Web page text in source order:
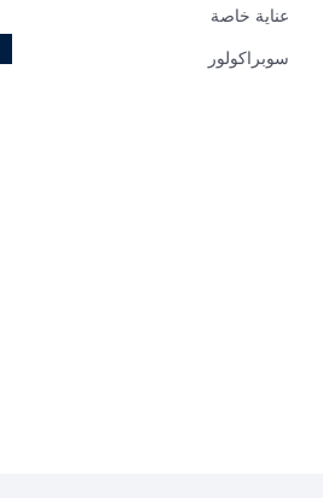
عناية خاصة
سوبراكولور